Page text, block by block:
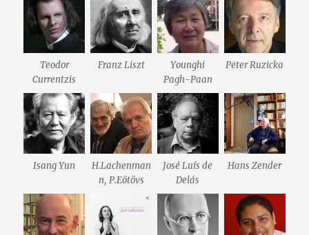
Teodor
Currentzis
Franz Liszt
Younghi
Pagh-Paan
Peter Ruzicka
Isang Yun
H.Lachenman
n, P.Eötövs
José Luís de
Delás
Hans Zender